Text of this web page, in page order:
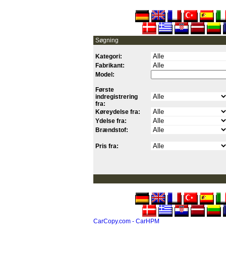
Søgning
Kategori:
Fabrikant:
Model:
Første
indregistrering
fra:
Køreydelse fra:
Ydelse fra:
Brændstof:
Pris fra:
CarCopy.com - CarHPM